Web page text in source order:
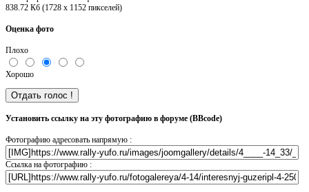
838.72 Кб (1728 x 1152 пикселей)
Оценка фото
Плохо
Хорошо
Установить ссылку на эту фотографию в форуме (BBcode)
Фотографию адресовать напрямую :
Ссылка на фотографию :